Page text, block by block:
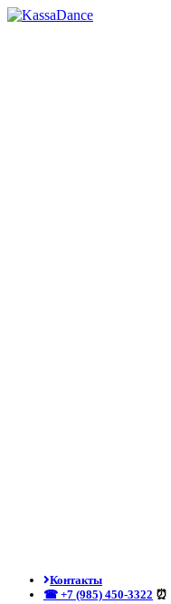
Контакты
☎ +7 (985) 450-3322 ⏰